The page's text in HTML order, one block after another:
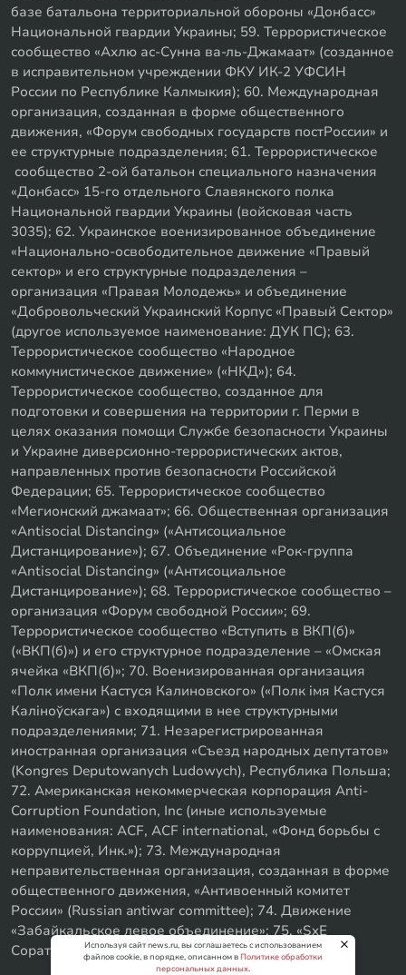
базе батальона территориальной обороны «Донбасс»
Национальной гвардии Украины; 59. Террористическое
сообщество «Ахлю ас-Сунна ва-ль-Джамаат» (созданное
в исправительном учреждении ФКУ ИК-2 УФСИН
России по Республике Калмыкия); 60. Международная
организация, созданная в форме общественного
движения, «Форум свободных государств постРоссии» и
ее структурные подразделения; 61. Террористическое
сообщество 2-ой батальон специального назначения
«Донбасс» 15-го отдельного Славянского полка
Национальной гвардии Украины (войсковая часть
3035); 62. Украинское военизированное объединение
«Национально-освободительное движение «Правый
сектор» и его структурные подразделения –
организация «Правая Молодежь» и объединение
«Добровольческий Украинский Корпус «Правый Сектор»
(другое используемое наименование: ДУК ПС); 63.
Террористическое сообщество «Народное
коммунистическое движение» («НКД»); 64.
Террористическое сообщество, созданное для
подготовки и совершения на территории г. Перми в
целях оказания помощи Службе безопасности Украины
и Украине диверсионно-террористических актов,
направленных против безопасности Российской
Федерации; 65. Террористическое сообщество
«Мегионский джамаат»; 66. Общественная организация
«Antisocial Distancing» («Антисоциальное
Дистанцирование»); 67. Объединение «Рок-группа
«Antisocial Distancing» («Антисоциальное
Дистанцирование»); 68. Террористическое сообщество –
организация «Форум свободной России»; 69.
Террористическое сообщество «Вступить в ВКП(б)»
(«ВКП(б)») и его структурное подразделение – «Омская
ячейка «ВКП(б)»; 70. Военизированная организация
«Полк имени Кастуся Калиновского» («Полк iмя Кастуся
Калiноўскага») с входящими в нее структурными
подразделениями; 71. Незарегистрированная
иностранная организация «Съезд народных депутатов»
(Kongres Deputowanych Ludowych), Республика Польша;
72. Американская некоммерческая корпорация Anti-
Corruption Foundation, Inc (иные используемые
наименования: ACF, ACF international, «Фонд борьбы с
коррупцией, Инк.»); 73. Международная
неправительственная организация, созданная в форме
общественного движения, «Антивоенный комитет
России» (Russian antiwar committee); 74. Движение
«Забайкальское левое объединение»; 75. «SxE
Соратники с Уфы»Используя сайт news.ru, вы соглашаетесь с использованием
файлов cookie, в порядке, описанном вПолитике обработки
персональных данных.